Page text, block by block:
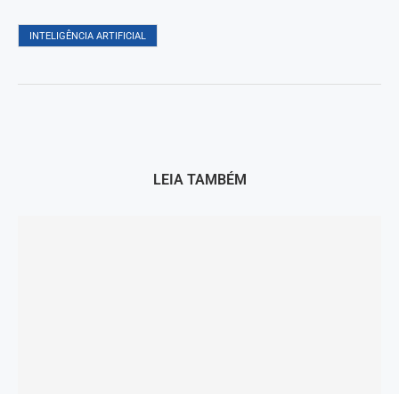
INTELIGÊNCIA ARTIFICIAL
LEIA TAMBÉM